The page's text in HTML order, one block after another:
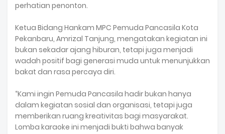
perhatian penonton.
‎Ketua Bidang Hankam MPC Pemuda Pancasila Kota
Pekanbaru, Amrizal Tanjung, mengatakan kegiatan ini
bukan sekadar ajang hiburan, tetapi juga menjadi
wadah positif bagi generasi muda untuk menunjukkan
bakat dan rasa percaya diri.
‎“Kami ingin Pemuda Pancasila hadir bukan hanya
dalam kegiatan sosial dan organisasi, tetapi juga
memberikan ruang kreativitas bagi masyarakat.
Lomba karaoke ini menjadi bukti bahwa banyak